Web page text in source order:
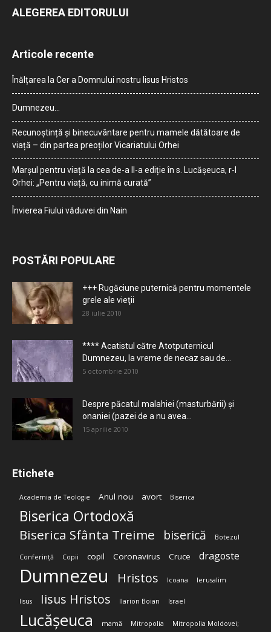
ALEGEREA EDITORULUI
Articole recente
Înălțarea la Cer a Domnului nostru Iisus Hristos
Dumnezeu…
Recunoștință și binecuvântare pentru mamele dătătoare de
viață – din partea preoților Vicariatului Orhei
Marșul pentru viață la cea de-a II-a ediție în s. Lucășeuca, r-l
Orhei: „Pentru viață, cu inimă curată”
Învierea Fiului văduvei din Nain
POSTĂRI POPULARE
+++ Rugăciune puternică pentru momentele
grele ale vieţii
28 iulie 2010
**** Acatistul către Atotputernicul
Dumnezeu, la vreme de necaz sau de...
5 octombrie 2010
Despre păcatul malahiei (masturbării) şi
onaniei (pazei de a nu avea...
15 aprilie 2010
Etichete
Academia de Teologie Anul nou avort Biserica
Biserica Ortodoxă
Biserica Sfânta Treime biserică Botezul
Conferință Copii copil Coronavirus Cruce dragoste
Dumnezeu Hristos Icoana Ierusalim
Iisus Iisus Hristos Ilarion Boian Israel
Lucășeuca mamă Mitropolia Mitropolia Moldovei;